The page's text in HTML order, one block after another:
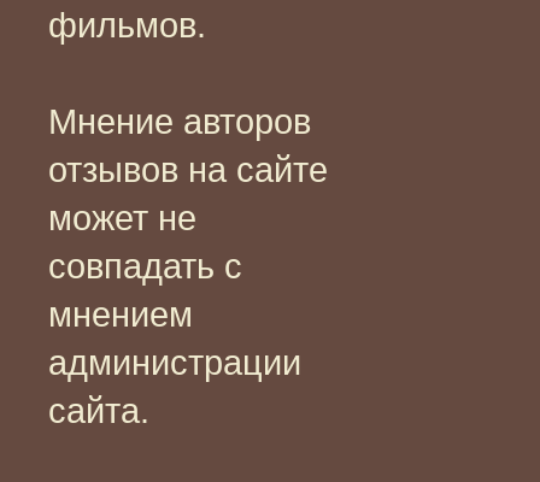
фильмов.
Мнение авторов
отзывов на сайте
может не
совпадать с
мнением
администрации
сайта.